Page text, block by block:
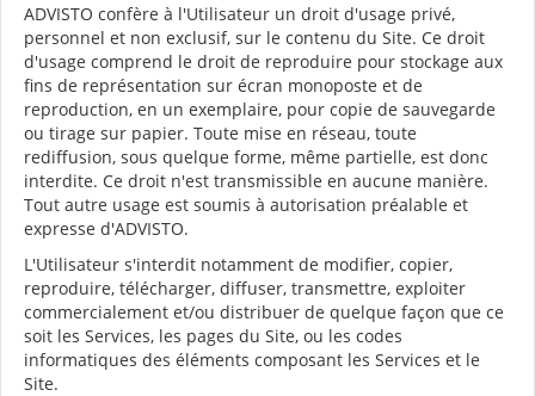
ADVISTO confère à l'Utilisateur un droit d'usage privé,
personnel et non exclusif, sur le contenu du Site. Ce droit
d'usage comprend le droit de reproduire pour stockage aux
fins de représentation sur écran monoposte et de
reproduction, en un exemplaire, pour copie de sauvegarde
ou tirage sur papier. Toute mise en réseau, toute
rediffusion, sous quelque forme, même partielle, est donc
interdite. Ce droit n'est transmissible en aucune manière.
Tout autre usage est soumis à autorisation préalable et
expresse d'ADVISTO.
L'Utilisateur s'interdit notamment de modifier, copier,
reproduire, télécharger, diffuser, transmettre, exploiter
commercialement et/ou distribuer de quelque façon que ce
soit les Services, les pages du Site, ou les codes
informatiques des éléments composant les Services et le
Site.